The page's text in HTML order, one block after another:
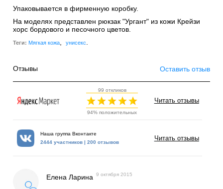
Упаковывается в фирменную коробку.
На моделях представлен рюкзак "Ургант" из кожи Крейзи
хорс бордового и песочного цветов.
Теги: Мягкая кожа унисекс
Отзывы Оставить отзыв
99 откликов
94% положительных
Читать отзывы
Наша группа Вконтакте
2444 участников | 200 отзывов
Читать отзывы
Елена Ларина 9 октября 2015